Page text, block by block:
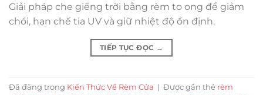
Giải pháp che giếng trời bằng rèm to ong để giảm
chói, hạn chế tia UV và giữ nhiệt độ ổn định.
TIẾP TỤC ĐỌC →
Đã đăng trong Kiến Thức Về Rèm Cửa | Được gắn thẻ rèm